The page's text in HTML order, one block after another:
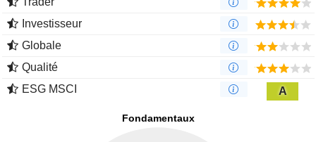
Investisseur
Globale
Qualité
ESG MSCI
A